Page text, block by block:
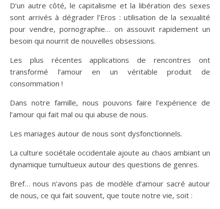
D’un autre côté, le capitalisme et la libération des sexes
sont arrivés à dégrader l’Eros : utilisation de la sexualité
pour vendre, pornographie… on assouvit rapidement un
besoin qui nourrit de nouvelles obsessions.
Les plus récentes applications de rencontres ont
transformé l’amour en un véritable produit de
consommation !
Dans notre famille, nous pouvons faire l’expérience de
l’amour qui fait mal ou qui abuse de nous.
Les mariages autour de nous sont dysfonctionnels.
La culture sociétale occidentale ajoute au chaos ambiant un
dynamique tumultueux autour des questions de genres.
Bref… nous n’avons pas de modèle d’amour sacré autour
de nous, ce qui fait souvent, que toute notre vie, soit :